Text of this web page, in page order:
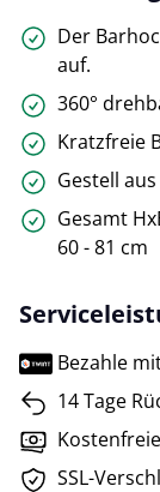
Der
auf.
360°
Kratzfreie
Gestell
Gesamt
60 - 81 cm
Bezahle
14 Tage
SSL-